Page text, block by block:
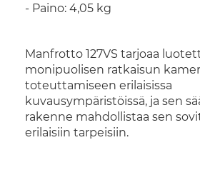
- Paino: 4,05 kg
Manfrotto 127VS tarjoaa
monipuolisen ratkaisun
toteuttamiseen erilaisissa
kuvausympäristöissä, ja sen
rakenne mahdollistaa sen
erilaisiin tarpeisiin.